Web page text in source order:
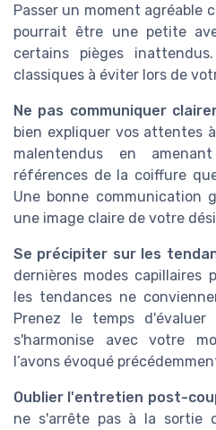
Passer un moment agréable
pourrait être une petite
certains pièges
classiques à éviter lors de
Ne pas communiquer
bien expliquer vos attentes
malentendus en
références de la coiffure
Une bonne communication
une image claire de votre
Se précipiter sur les
dernières modes
les tendances ne
Prenez le temps
s'harmonise avec votre
l’avons évoqué
Oublier l'entretien post-
ne s'arrête pas à la sortie